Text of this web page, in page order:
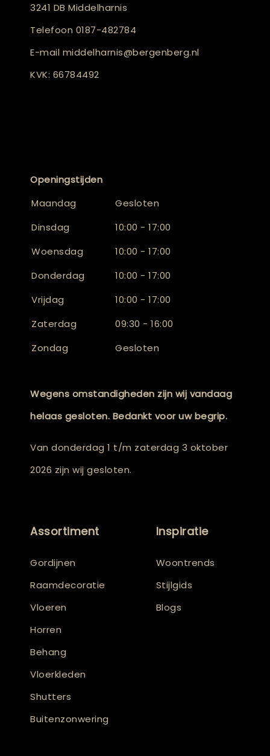
3241 DB Middelharnis
Telefoon 0187-482784
E-mail middelharnis@bergenberg.nl
KVK: 66784492
Openingstijden
Maandag
Gesloten
Dinsdag
10:00 - 17:00
Woensdag
10:00 - 17:00
Donderdag
10:00 - 17:00
Vrijdag
10:00 - 17:00
Zaterdag
09:30 - 16:00
Zondag
Gesloten
Wegens omstandigheden zijn wij vandaag
helaas gesloten. Bedankt voor uw begrip.
Van donderdag 1 t/m zaterdag 3 oktober
2026 zijn wij gesloten.
Assortiment
Gordijnen
Raamdecoratie
Vloeren
Horren
Behang
Vloerkleden
Shutters
Buitenzonwering
Inspiratie
Woontrends
Stijlgids
Blogs